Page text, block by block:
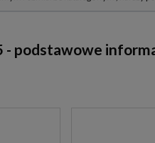
- podstawowe